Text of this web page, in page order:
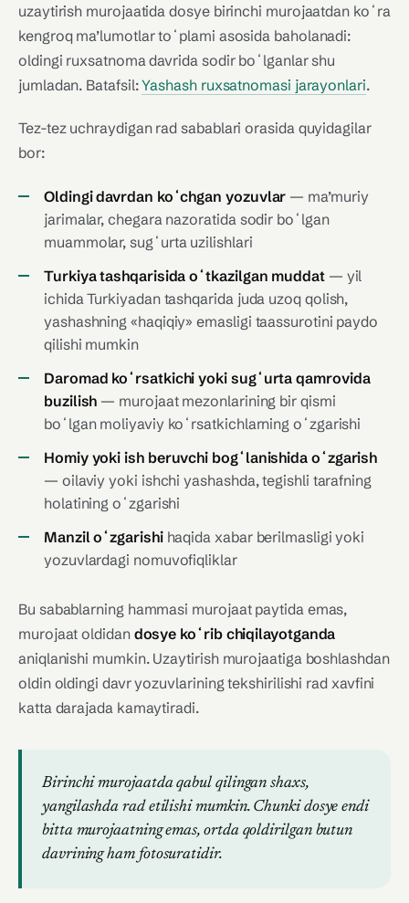
uzaytirish murojaatida dosye birinchi murojaatdan koʻra
kengroq ma’lumotlar toʻplami asosida baholanadi:
oldingi ruxsatnoma davrida sodir boʻlganlar shu
jumladan. Batafsil:Yashash ruxsatnomasi jarayonlari.
Tez-tez uchraydigan rad sabablari orasida quyidagilar
bor:
Oldingi davrdan koʻchgan yozuvlar — ma’muriy
jarimalar, chegara nazoratida sodir boʻlgan
muammolar, sugʻurta uzilishlari
Turkiya tashqarisida oʻtkazilgan muddat— yil
ichida Turkiyadan tashqarida juda uzoq qolish,
yashashning «haqiqiy» emasligi taassurotini paydo
qilishi mumkin
Daromad koʻrsatkichi yoki sugʻurta qamrovida
buzilish — murojaat mezonlarining bir qismi
boʻlgan moliyaviy koʻrsatkichlarning oʻzgarishi
Homiy yoki ish beruvchi bogʻlanishida oʻzgarish
— oilaviy yoki ishchi yashashda, tegishli tarafning
holatining oʻzgarishi
Manzil oʻzgarishihaqida xabar berilmasligi yoki
yozuvlardagi nomuvofiqliklar
Bu sabablarning hammasi murojaat paytida emas,
murojaat oldidan dosye koʻrib chiqilayotganda
aniqlanishi mumkin. Uzaytirish murojaatiga boshlashdan
oldin oldingi davr yozuvlarining tekshirilishi rad xavfini
katta darajada kamaytiradi.
Birinchi murojaatda qabul qilingan shaxs,
yangilashda rad etilishi mumkin. Chunki dosye endi
bitta murojaatning emas, ortda qoldirilgan butun
davrining ham fotosuratidir.